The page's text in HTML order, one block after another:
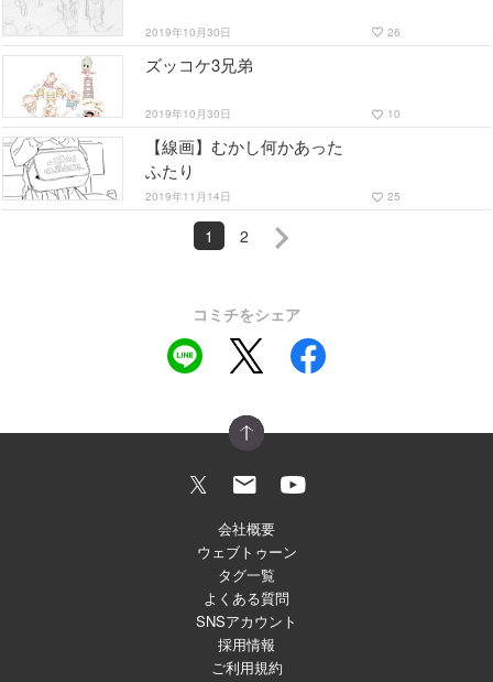
2019年10月30日 favorite_border 26
ズッコケ3兄弟
2019年10月30日 favorite_border 10
【線画】むかし何かあった
ふたり
2019年11月14日 favorite_border 25
1 2
コミチをシェア
会社概要
ウェブトゥーン
タグ一覧
よくある質問
SNSアカウント
採用情報
ご利用規約